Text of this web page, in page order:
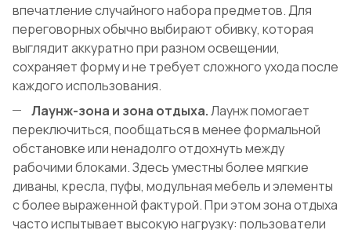
впечатление случайного набора предметов. Для
переговорных обычно выбирают обивку, которая
выглядит аккуратно при разном освещении,
сохраняет форму и не требует сложного ухода после
каждого использования.
Лаунж-зона и зона отдыха.Лаунж помогает
переключиться, пообщаться в менее формальной
обстановке или ненадолго отдохнуть между
рабочими блоками. Здесь уместны более мягкие
диваны, кресла, пуфы, модульная мебель и элементы
с более выраженной фактурой. При этом зона отдыха
часто испытывает высокую нагрузку: пользователи